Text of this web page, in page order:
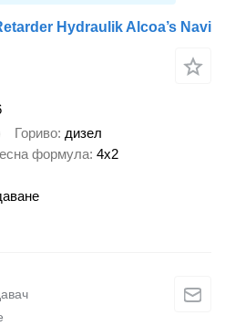
Hydraulik Alcoa’s Navi
Гориво дизел
формула 4x2